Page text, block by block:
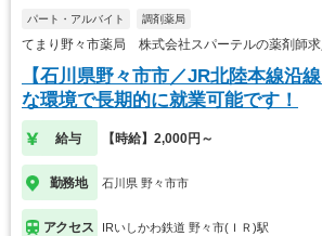
パート・アルバイト 調剤薬局
てまり野々市薬局 株式会社スパーテルの薬剤師求
【石川県野々市市／JR北陸本線沿
な環境で長期的に就業可能です！
給与 【時給】2,000円～
勤務地 石川県 野々市市
アクセス IRいしかわ鉄道 野々市(ＩＲ)駅